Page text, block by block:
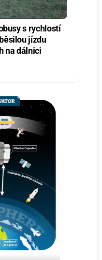
s rychlostí
jízdu
na dálnici